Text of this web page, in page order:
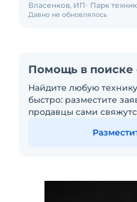
Давно не обновлялось
Власенков, ИП Парк
Помощь в поиске
Найдите любую
быстро: разместите
продавцы сами